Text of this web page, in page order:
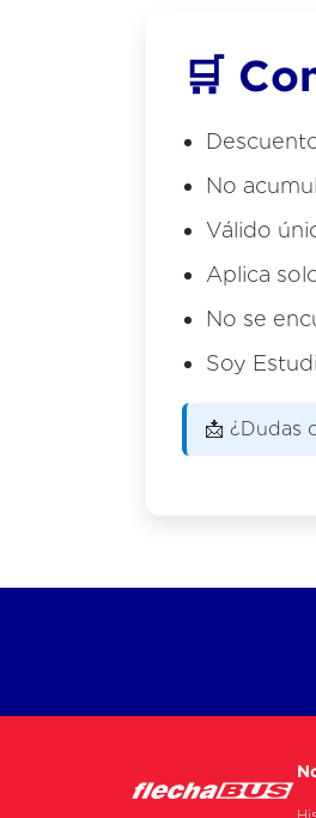
🛒
No
Válido
Aplica
No se
Soy
📩 ¿Dudas